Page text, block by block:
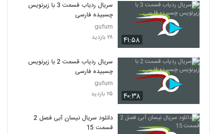
۴۱:۵۸
سریال ردیاب قسمت 3 با زیرنویس
چسبیده فارسی
gufum
۲۸ بازدید
۴۰:۳۸
سریال ردیاب قسمت 2 با زیرنویس
چسبیده فارسی
gufum
۲۵ بازدید
دانلود سریال نیسان آبی فصل 2
قسمت 15